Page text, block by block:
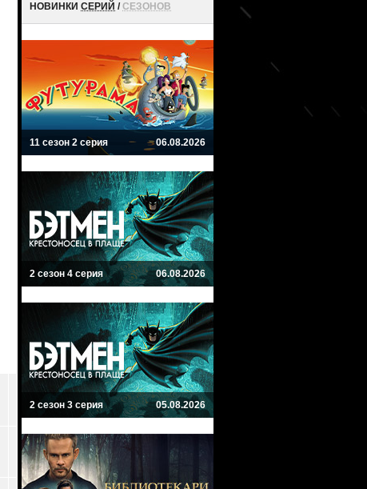
НОВИНКИ СЕРИЙ /СЕЗОНОВ
11 сезон 2 серия 06.08.2026
2 сезон 4 серия 06.08.2026
2 сезон 3 серия 05.08.2026